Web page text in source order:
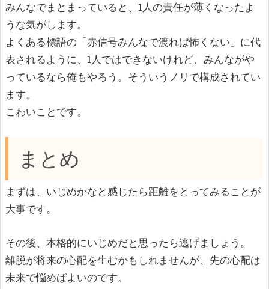
みんなでまとまっていると、1人の責任が薄くなったよ
うな気がします。
よくある標語の「赤信号みんなで渡れば怖くない」に代
表されるように、1人ではできないけれど、みんながや
っているなら俺もやろう。そういうノリで構成されてい
ます。
こわいことです。
まとめ
まずは、いじめかなと感じたら距離をとってみることが
大事です。
その後、本格的にいじめだと思ったら逃げましょう。
離脱が将来の心配を生むかもしれませんが、先の心配は
未来で悩めばよいのです。